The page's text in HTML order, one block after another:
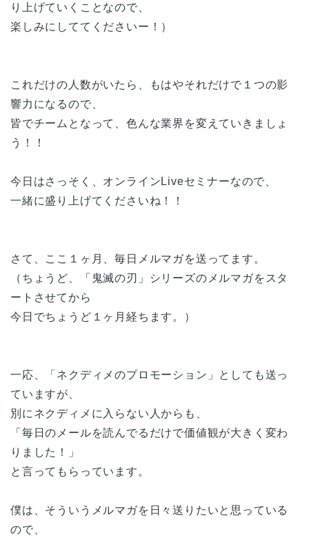
り上げていくことなので、
楽しみにしててくださいー！）
これだけの人数がいたら、もはやそれだけで１つの影
響力になるので、
皆でチームとなって、色んな業界を変えていきましょ
う！！
今日はさっそく、オンラインLiveセミナーなので、
一緒に盛り上げてくださいね！！
さて、ここ１ヶ月、毎日メルマガを送ってます。
（ちょうど、「鬼滅の刃」シリーズのメルマガをスタ
ートさせてから
今日でちょうど１ヶ月経ちます。）
一応、「ネクディメのプロモーション」としても送っ
ていますが、
別にネクディメに入らない人からも、
「毎日のメールを読んでるだけで価値観が大きく変わ
りました！」
と言ってもらっています。
僕は、そういうメルマガを日々送りたいと思っている
ので、